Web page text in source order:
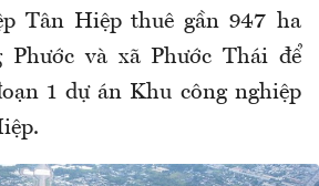
Tân Hiệp thuê gần 947 ha
và xã Phước Thái để
1 dự án Khu công nghiệp